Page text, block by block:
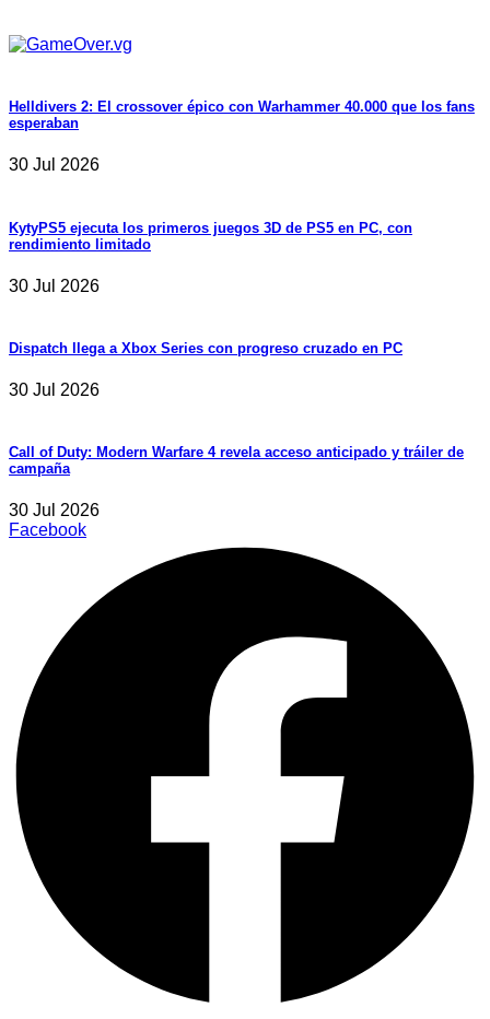
Helldivers 2: El crossover épico con Warhammer 40.000 que los fans
esperaban
30 Jul 2026
KytyPS5 ejecuta los primeros juegos 3D de PS5 en PC, con
rendimiento limitado
30 Jul 2026
Dispatch llega a Xbox Series con progreso cruzado en PC
30 Jul 2026
Call of Duty: Modern Warfare 4 revela acceso anticipado y tráiler de
campaña
30 Jul 2026
Facebook